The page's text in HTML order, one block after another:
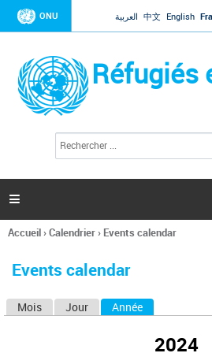
Jump to
ONU العربية 中文 English
Réfugiés
l
c
h
e

Vous
ici
Accueil›Calendrier› Events calendar
Events calendar
Mois Jour Année
2024